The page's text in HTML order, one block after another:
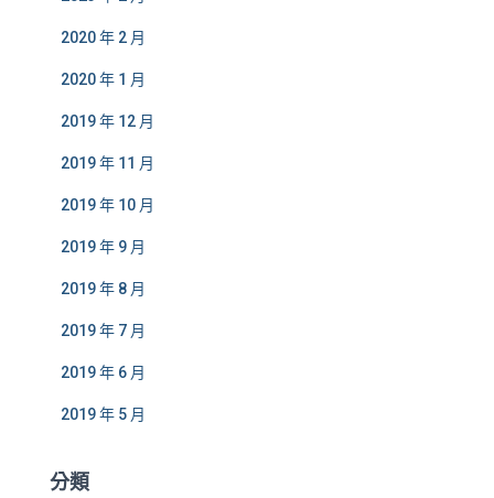
2020 年 2 月
2020 年 1 月
2019 年 12 月
2019 年 11 月
2019 年 10 月
2019 年 9 月
2019 年 8 月
2019 年 7 月
2019 年 6 月
2019 年 5 月
分類